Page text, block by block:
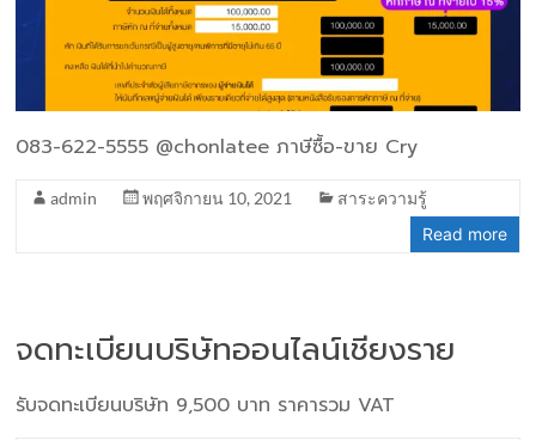
083-622-5555 @chonlatee ภาษีซื้อ-ขาย Cry
admin พฤศจิกายน 10, 2021
สาระความรู้
Read more
จดทะเบียนบริษัทออนไลน์เชียงราย
รับจดทะเบียนบริษัท 9,500 บาท ราคารวม VAT